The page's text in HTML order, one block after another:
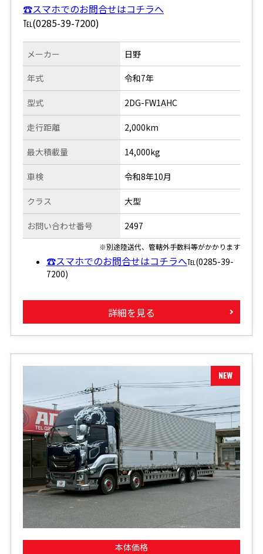
☎スマホでのお問合せはコチラへ
℡(0285-39-7200)
メーカー
年式
型式
走行距離
日野
令和7年
2DG-FW1AHC
2,000km
最大積載量
車検
クラス
お問い合わせ番号
14,000kg
令和8年10月
大型
2497
※別途陸送代、管轄外手数料等がかかります
☎スマホでのお問合せはコチラへ℡(0285-39-
7200)
詳細を見る
本体価格